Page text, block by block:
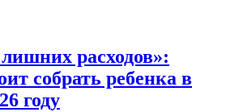
расходов»:
собрать ребенка в
году